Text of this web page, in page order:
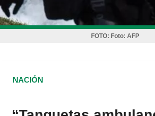
FOTO: Foto: AFP
NACIÓN